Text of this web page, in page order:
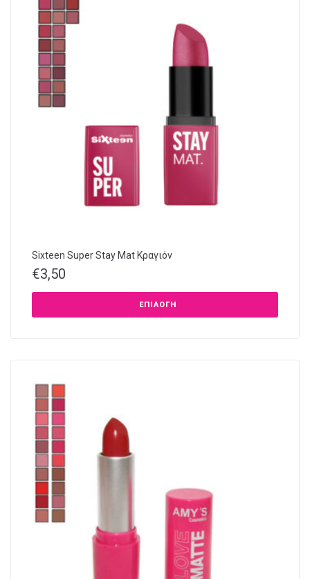
Sixteen Super Stay Mat Κραγιόν
€3,50
ΕΠΙΛΟΓΉ